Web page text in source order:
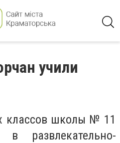
учили
классов школы № 11
в развлекательно-